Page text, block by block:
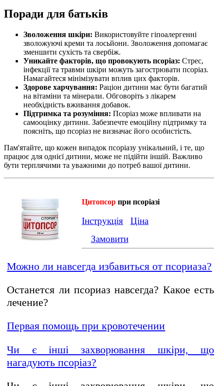
Поради для батьків
Зволоження шкіри: Використовуйте гіпоалергенні
зволожуючі креми та лосьйони. Зволоження допомагає
зменшити сухість та свербіж.
Уникайте факторів, що провокують псоріаз: Стрес,
інфекції та травми шкіри можуть загострювати псоріаз.
Намагайтеся мінімізувати вплив цих факторів.
Здорове харчування: Раціон дитини має бути багатий
на вітаміни та мінерали. Обговоріть з лікарем
необхідність вживання добавок.
Підтримка та розуміння: Псоріаз може впливати на
самооцінку дитини. Забезпечте емоційну підтримку та
поясніть, що псоріаз не визначає його особистість.
Пам'ятайте, що кожен випадок псоріазу унікальний, і те, що
працює для однієї дитини, може не підійти іншій. Важливо
бути терплячими та уважними до потреб вашої дитини.
Цитопсор при псоріазі
Інструкція
Ціна
Замовити
Можно ли навсегда избавиться от псориаза?
Останется ли псориаз навсегда? Какое есть
лечение?
Первая помощь при кровотечении
Чи є інші захворювання шкіри, що
нагадують псоріаз?